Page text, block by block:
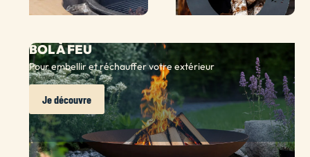
BOL À FEU
Pour embellir et réchauffer votre extérieur
Je découvre